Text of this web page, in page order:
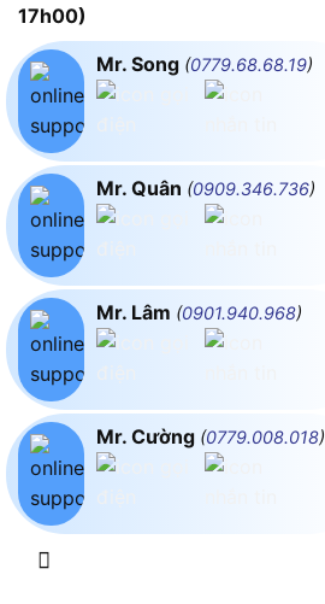
17h00)
Mr. Song (0779.68.68.19)
Mr. Quân (0909.346.736)
Mr. Lâm (0901.940.968)
Mr. Cường (0779.008.018)